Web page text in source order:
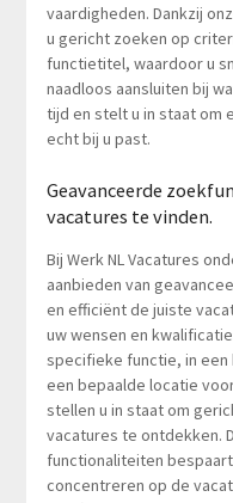
vaardigheden. Dankzij
u gericht zoeken op
functietitel, waardoor u
naadloos aansluiten bij
tijd en stelt u in staat om
echt bij u past.
Geavanceerde
vacatures te vinden.
Bij Werk NL Vacatures
aanbieden van
en efficiënt de juiste
uw wensen en
specifieke functie, in
een bepaalde locatie
stellen u in staat om
vacatures te ontdekken.
functionaliteiten
concentreren op de